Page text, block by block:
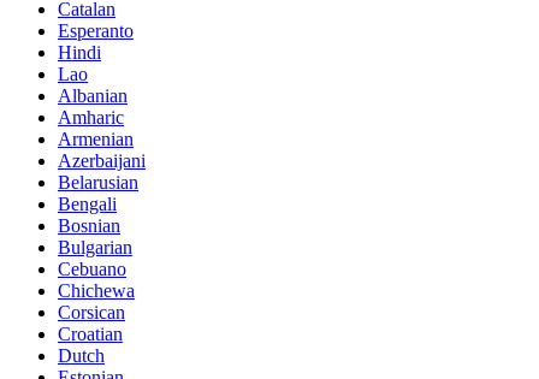
Catalan
Esperanto
Hindi
Lao
Albanian
Amharic
Armenian
Azerbaijani
Belarusian
Bengali
Bosnian
Bulgarian
Cebuano
Chichewa
Corsican
Croatian
Dutch